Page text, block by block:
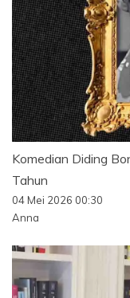
Komedian Diding
Tahun
04 Mei 2026 00:30
Anna